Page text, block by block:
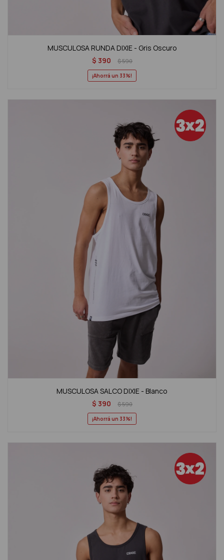
MUSCULOSA RUNDA DIXIE - Gris Oscuro
$ 390 $590
33
MUSCULOSA SALCO DIXIE - Blanco
$ 390 $590
33